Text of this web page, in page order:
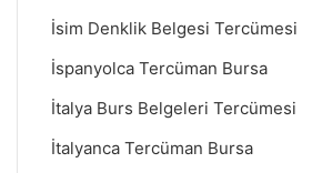
İsim Denklik Belgesi Tercümesi
İspanyolca Tercüman Bursa
İtalya Burs Belgeleri Tercümesi
İtalyanca Tercüman Bursa